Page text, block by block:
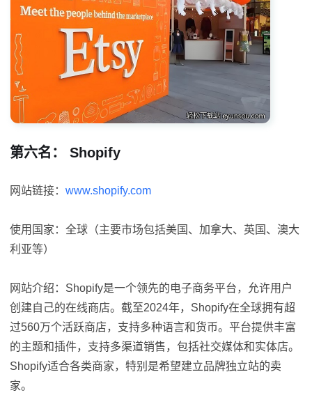
第六名： Shopify
网站链接： www.shopify.com
使用国家：全球（主要市场包括美国、加拿大、英国、澳大
利亚等）
网站介绍：Shopify是一个领先的电子商务平台，允许用户
创建自己的在线商店。截至2024年，Shopify在全球拥有超
过560万个活跃商店，支持多种语言和货币。平台提供丰富
的主题和插件，支持多渠道销售，包括社交媒体和实体店。
Shopify适合各类商家，特别是希望建立品牌独立站的卖
家。